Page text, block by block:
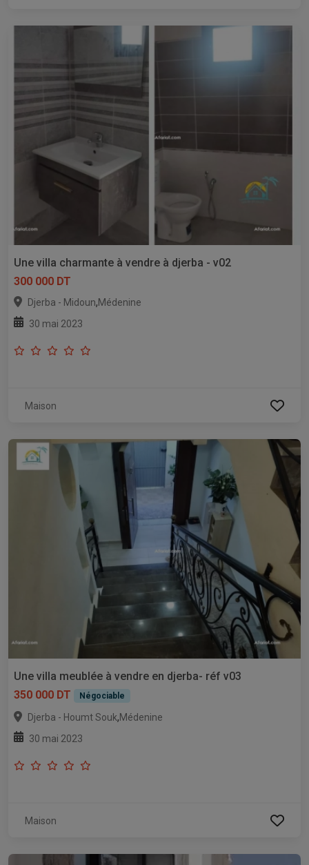
Une villa charmante à vendre à djerba - v02
300 000 DT
Djerba - Midoun,Médenine
30 mai 2023
Maison
Une villa meublée à vendre en djerba- réf v03
350 000 DT
Négociable
Djerba - Houmt Souk,Médenine
30 mai 2023
Maison